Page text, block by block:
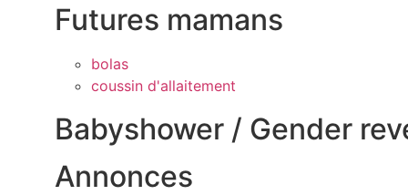
Futures mamans
bolas
coussin d'allaitement
Babyshower / Gender
Annonces